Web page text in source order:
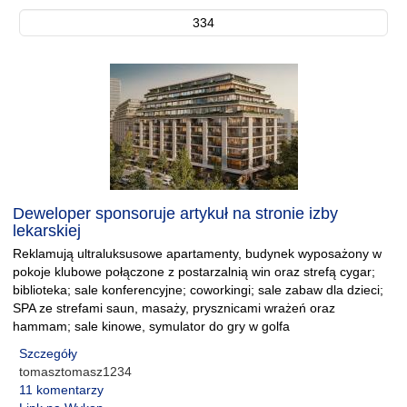
334
Deweloper sponsoruje artykuł na stronie izby
lekarskiej
Reklamują ultraluksusowe apartamenty, budynek wyposażony w
pokoje klubowe połączone z postarzalnią win oraz strefą cygar;
biblioteka; sale konferencyjne; coworkingi; sale zabaw dla dzieci;
SPA ze strefami saun, masaży, prysznicami wrażeń oraz
hammam; sale kinowe, symulator do gry w golfa
Szczegóły
tomasztomasz1234
11 komentarzy